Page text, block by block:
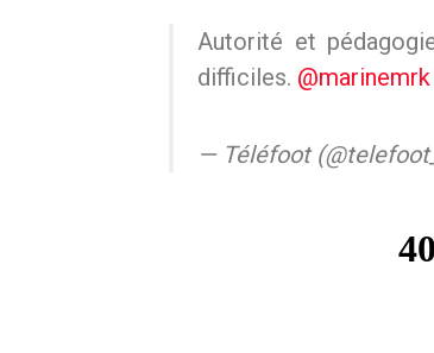
Autorité et
difficiles. @marinemrk
— Téléfoot